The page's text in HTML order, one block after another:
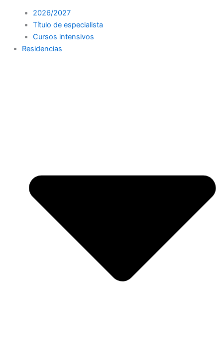
2026/2027
Título de especialista
Cursos intensivos
Residencias